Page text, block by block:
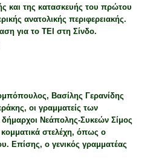
και της κατασκευής του πρώτου
ανατολικής περιφερειακής.
για το ΤΕΙ στη Σίνδο.
Βασίλης Γερανίδης
οι γραμματείς των
Νεάπολης-Συκεών Σίμος
στελέχη, όπως ο
Επίσης, ο γενικός γραμματέας